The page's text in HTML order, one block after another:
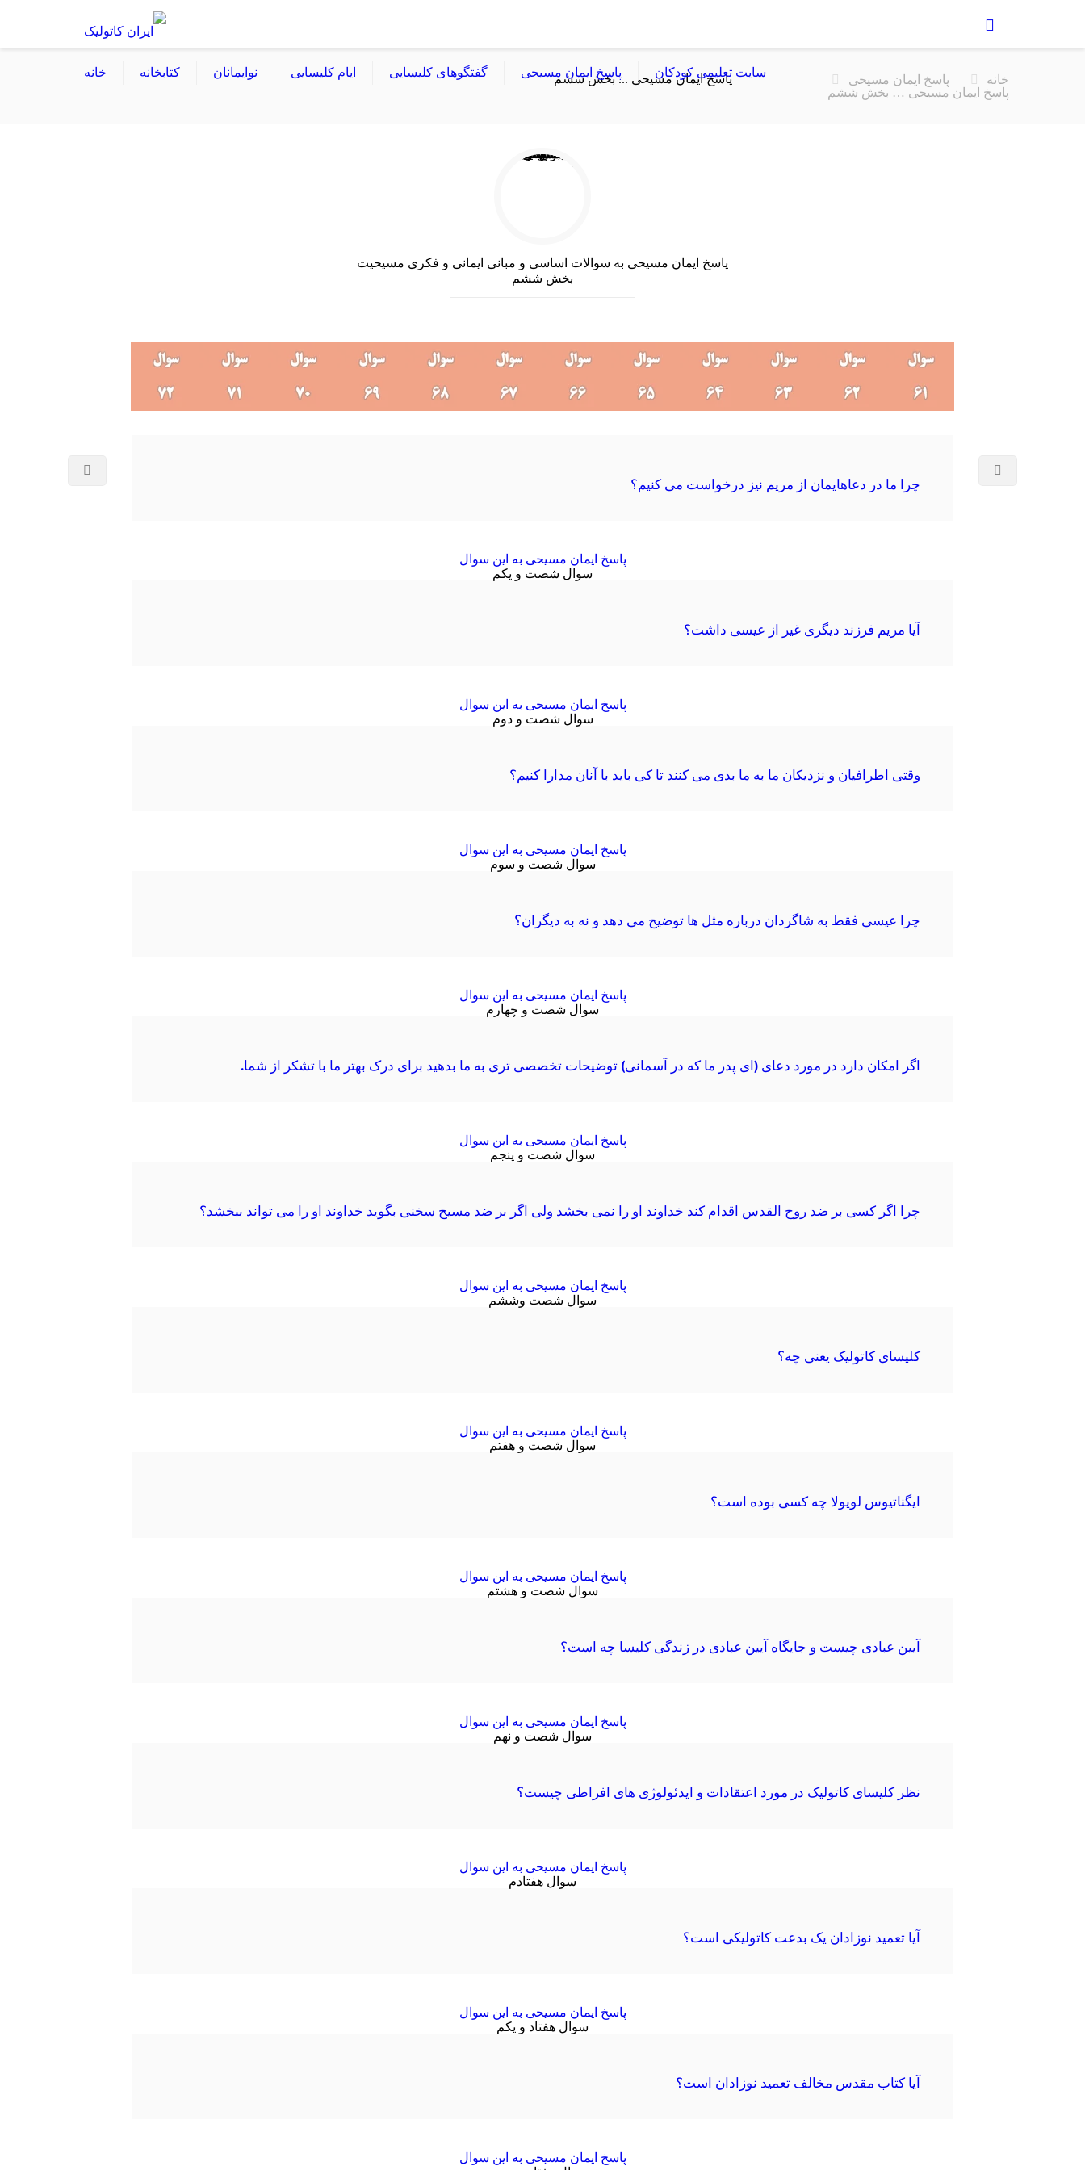
خانه کتابخانه نوایمانان ایام کلیسایی گفتگوهای کلیسایی پاسخ ایمان مسیحی سایت تعلیمی کودکان
پاسخ ایمان مسیحی ... بخش ششم خانه
پاسخ ایمان مسیحی
پاسخ ایمان مسیحی … بخش ششم
پاسخ ایمان مسیحی به سوالات اساسی و مبانی ایمانی و فکری مسیحیت
بخش ششم
چرا ما در دعاهایمان از مریم نیز درخواست می کنیم؟
پاسخ ایمان مسیحی به این سوال
سوال شصت و یکم
آیا مریم فرزند دیگری غیر از عیسی داشت؟
پاسخ ایمان مسیحی به این سوال
سوال شصت و دوم
وقتی اطرافیان و نزدیکان ما به ما بدی می کنند تا کی باید با آنان مدارا کنیم؟
پاسخ ایمان مسیحی به این سوال
سوال شصت و سوم
چرا عیسی فقط به شاگردان درباره مثل ها توضیح می دهد و نه به دیگران؟
پاسخ ایمان مسیحی به این سوال
سوال شصت و چهارم
اگر امکان دارد در مورد دعای (ای پدر ما که در آسمانی) توضیحات تخصصی تری به ما بدهید برای درک بهتر ما با تشکر از شما.
پاسخ ایمان مسیحی به این سوال
سوال شصت و پنجم
چرا اگر کسی بر ضد روح القدس اقدام کند خداوند او را نمی بخشد ولی اگر بر ضد مسیح سخنی بگوید خداوند او را می تواند ببخشد؟
پاسخ ایمان مسیحی به این سوال
سوال شصت وششم
کلیسای کاتولیک یعنی چه؟
پاسخ ایمان مسیحی به این سوال
سوال شصت و هفتم
ایگناتیوس لویولا چه کسی بوده است؟
پاسخ ایمان مسیحی به این سوال
سوال شصت و هشتم
آیین عبادی چیست و جایگاه آیین عبادی در زندگی کلیسا چه است؟
پاسخ ایمان مسیحی به این سوال
سوال شصت و نهم
نظر کلیسای کاتولیک در مورد اعتقادات و ایدئولوژی های افراطی چیست؟
پاسخ ایمان مسیحی به این سوال
سوال هفتادم
آیا تعمید نوزادان یک بدعت کاتولیکی است؟
پاسخ ایمان مسیحی به این سوال
سوال هفتاد و یکم
آیا کتاب مقدس مخالف تعمید نوزادان است؟
پاسخ ایمان مسیحی به این سوال